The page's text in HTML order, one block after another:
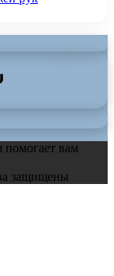
помогает вам
защищены